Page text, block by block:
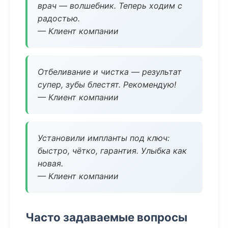
врач — волшебник. Теперь ходим с
радостью.
— Клиент компании
Отбеливание и чистка — результат
супер, зубы блестят. Рекомендую!
— Клиент компании
Установили импланты под ключ:
быстро, чётко, гарантия. Улыбка как
новая.
— Клиент компании
Часто задаваемые вопросы